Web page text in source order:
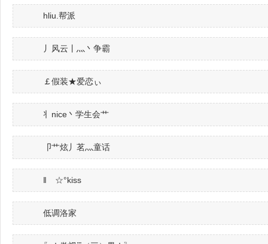
hliu.帮派
丿风云丨灬丶争霸
￡假装★爱恋ぃ
丬nice丶学生会艹
卩艹炫丿茗灬童话
‖ゞ☆°kiss
低调洛家